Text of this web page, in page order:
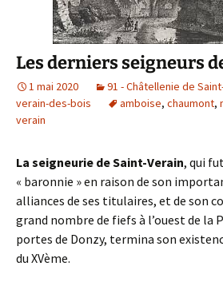
Les derniers seigneurs
1 mai 2020 91 - Châtellenie de
verain-des-bois
amboise, chaumont,
verain
La seigneurie de Saint-Verain, qui
« baronnie » en raison de son
alliances de ses titulaires, et de son
grand nombre de fiefs à l’ouest de la
portes de Donzy, termina son
du XVème.